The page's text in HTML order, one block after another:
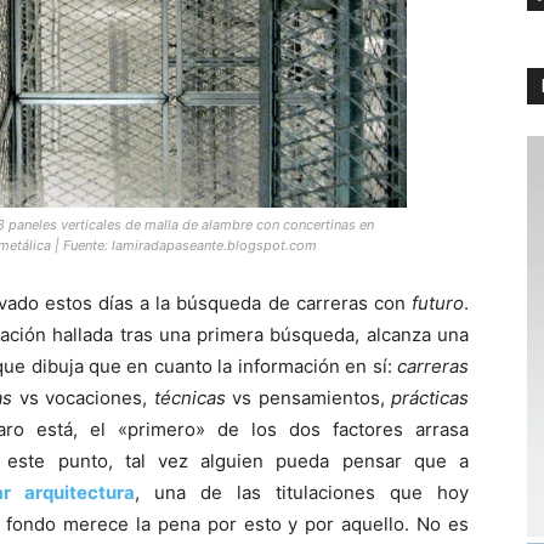
verticales de malla de alambre con concertinas en
| Fuente: lamiradapaseante.blogspot.com
estos días a la búsqueda de carreras con futuro.
hallada tras una primera búsqueda, alcanza una
dibuja que en cuanto la información en sí: carreras
vs vocaciones, técnicas vs pensamientos, prácticas
está, el «primero» de los dos factores arrasa
punto, tal vez alguien pueda pensar que a
arquitectura, una de las titulaciones que hoy
merece la pena por esto y por aquello. No es